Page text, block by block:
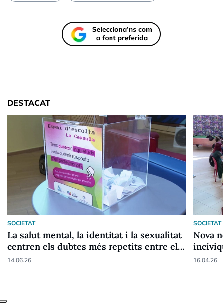
DESTACAT
SOCIETAT
La salut mental, la identitat i la sexualitat
centren els dubtes més repetits entre els
joves
14.06.26
SOCIETAT
Nova
16.04.26